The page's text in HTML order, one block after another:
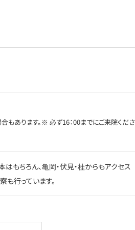
あります。※ 必ず16：00までにご来院くださ
もちろん、亀岡・伏見・桂からもアクセス
も行っています。